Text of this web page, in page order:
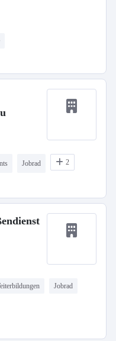
Jobrad 2
Jobrad